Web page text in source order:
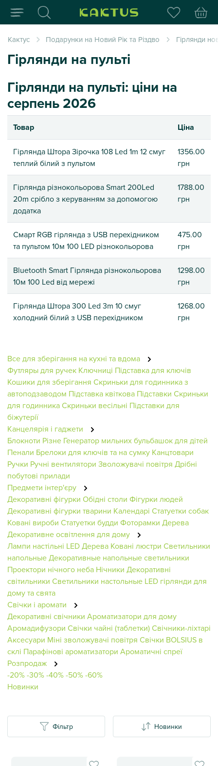
Інтернет-магазин
Кактус Подарунки на Новий Рік та Різдво Гірлянди
Гірлянди на пульті
Фільтр Новинки
Гірлянди на пульті: ціни на
серпень 2026
Товар Ціна
Гірлянда Штора Зірочка 108 Led 1m 12 смуг
теплий білий з пультом
1356.00
грн
Гірлянда різнокольорова Smart 200Led
20m срібло з керуванням за допомогою
додатка
1788.00
грн
Смарт RGB гірлянда з USB перехідником
та пультом 10м 100 LED різнокольорова
475.00
грн
Bluetooth Smart Гірлянда різнокольорова
10м 100 Led від мережі
1298.00
грн
Гірлянда Штора 300 Led 3m 10 смуг
холодний білий з USB перехідником
1268.00
грн
Все для зберігання на кухні та вдома
Футляры для ручек Ключниці Підставка для ключів
Кошики для зберігання Скриньки для годинника з
автоподзаводом Підставка квіткова Підставки Скриньки
для годинникаСкриньки весільні Підставки для
біжутерії
Канцелярія і гаджети
Блокноти Різне Генератор мильних бульбашок для дітей
Пенали Брелоки для ключів та на сумку Канцтовари
Ручки Ручні вентилятори Зволожувачі повітря Дрібні
побутові прилади
Предмети інтер'єру
Декоративні фігурки Обідні столи Фігурки людей
Декоративні фігурки тварини Календарі Статуетки собак
Ковані вироби Статуетки будди Фоторамки Дерева
Декоративне освітлення для дому
Лампи настільні LED Дерева Ковані люстри Светильники
напольныеДекоративные напольные светильники
Проектори нічного неба Нічники Декоративні
світильники Светильники настольные LED гірлянди для
дому та свята
Свічки і аромати
Декоративні свічники Ароматизатори для дому
Аромадифузори Свічки чайні (таблетки)Свічники-ліхтарі
Аксесуари Міні зволожувачі повітря Свічки BOLSIUS в
склі Парафінові ароматизатори Ароматичні спреї
Розпродаж
-20%-30%-40%-50%-60%
Новинки